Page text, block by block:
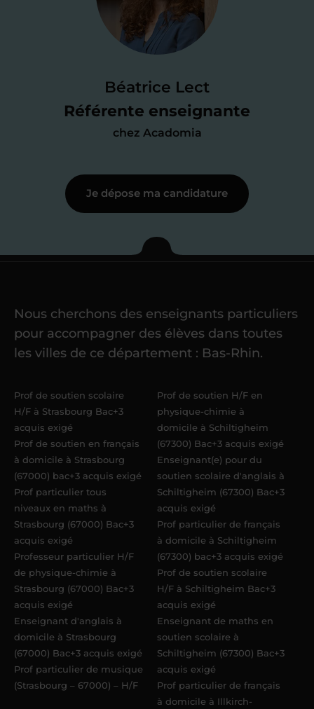
Béatrice Lect
Référente enseignante
chez Acadomia
test de 15 minutes
des programmes scolaires(et pouvoir
me mettre à jour au besoin) et
j’échange en direct avec un chargé de
Étape 3
Je commence mes
Une fois ma candidature validée,mon
référent me confie mes premiers
élèves dans un délai de 6 jours
Acadomia.
Je dépose ma candidature
Nous cherchons des enseignants particuliers
pour accompagner des élèves dans toutes
les villes de ce département : Bas-Rhin.
Prof de soutien scolaire
H/F à Strasbourg Bac+3
acquis exigé
Prof de soutien en français
à domicile à Strasbourg
(67000) bac+3 acquis exigé
Prof particulier tous
niveaux en maths à
Strasbourg (67000) Bac+3
acquis exigé
Professeur particulier H/F
de physique-chimie à
Strasbourg (67000) Bac+3
acquis exigé
Enseignant d'anglais à
domicile à Strasbourg
(67000) Bac+3 acquis exigé
Prof particulier de musique
(Strasbourg – 67000) – H/F
Prof de soutien H/F en
physique-chimie à
domicile à Schiltigheim
(67300) Bac+3 acquis exigé
Enseignant(e) pour du
soutien scolaire d'anglais à
Schiltigheim (67300) Bac+3
acquis exigé
Prof particulier de français
à domicile à Schiltigheim
(67300) bac+3 acquis exigé
Prof de soutien scolaire
H/F à Schiltigheim Bac+3
acquis exigé
Enseignant de maths en
soutien scolaire à
Schiltigheim (67300) Bac+3
acquis exigé
Prof particulier de français
à domicile à Illkirch-